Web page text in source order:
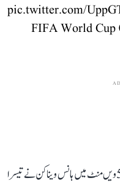
pic.twitter.com/
دوسرے ہاف میں بھی بلجیم کا غلبہ برقرار رہا۔ 57ویں منٹ میں ہانس ویناکن نے تیسرا